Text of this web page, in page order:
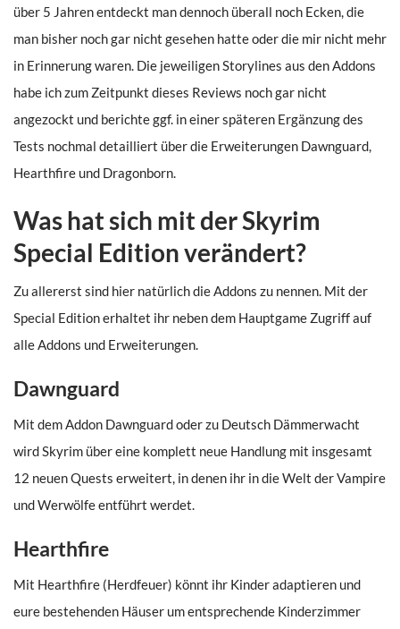
über 5 Jahren entdeckt man dennoch überall noch Ecken, die
man bisher noch gar nicht gesehen hatte oder die mir nicht mehr
in Erinnerung waren. Die jeweiligen Storylines aus den Addons
habe ich zum Zeitpunkt dieses Reviews noch gar nicht
angezockt und berichte ggf. in einer späteren Ergänzung des
Tests nochmal detailliert über die Erweiterungen Dawnguard,
Hearthfire und Dragonborn.
Was hat sich mit der Skyrim
Special Edition verändert?
Zu allererst sind hier natürlich die Addons zu nennen. Mit der
Special Edition erhaltet ihr neben dem Hauptgame Zugriff auf
alle Addons und Erweiterungen.
Dawnguard
Mit dem Addon Dawnguard oder zu Deutsch Dämmerwacht
wird Skyrim über eine komplett neue Handlung mit insgesamt
12 neuen Quests erweitert, in denen ihr in die Welt der Vampire
und Werwölfe entführt werdet.
Hearthfire
Mit Hearthfire (Herdfeuer) könnt ihr Kinder adaptieren und
eure bestehenden Häuser um entsprechende Kinderzimmer